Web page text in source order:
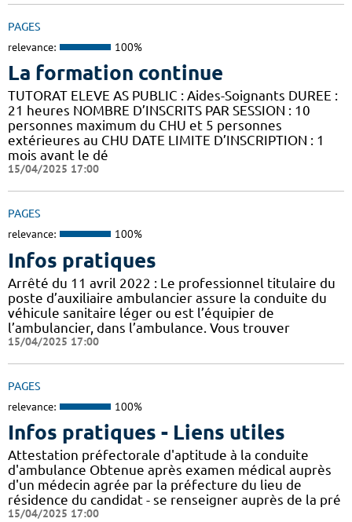
PAGES
relevance: 100%
La formation continue
TUTORAT ELEVE AS PUBLIC : Aides-Soignants DUREE :
21 heures NOMBRE D’INSCRITS PAR SESSION : 10
personnes maximum du CHU et 5 personnes
extérieures au CHU DATE LIMITE D’INSCRIPTION : 1
mois avant le dé
15/04/2025 17:00
PAGES
relevance: 100%
Infos pratiques
Arrêté du 11 avril 2022 : Le professionnel titulaire du
poste d’auxiliaire ambulancier assure la conduite du
véhicule sanitaire léger ou est l’équipier de
l’ambulancier, dans l’ambulance. Vous trouver
15/04/2025 17:00
PAGES
relevance: 100%
Infos pratiques - Liens utiles
Attestation préfectorale d'aptitude à la conduite
d'ambulance Obtenue après examen médical auprès
d'un médecin agrée par la préfecture du lieu de
résidence du candidat - se renseigner auprès de la pré
15/04/2025 17:00